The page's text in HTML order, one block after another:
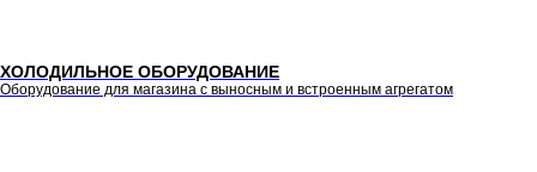
ХОЛОДИЛЬНОЕ ОБОРУДОВАНИЕ
Оборудование для магазина с выносным и встроенным агрегатом